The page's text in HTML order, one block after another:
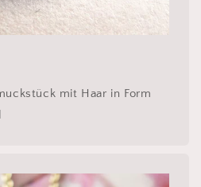
mit Haar in Form